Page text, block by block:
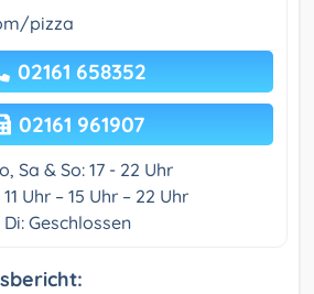
pizza
02161 658352
02161 961907
Sa & So: 17 - 22 Uhr
Uhr – 15 Uhr – 22 Uhr
Di: Geschlossen